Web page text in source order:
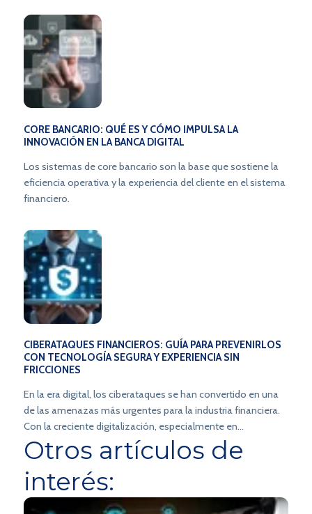
financieras en Latinoamérica necesitan estrategias
avanzadas que combinen inteligencia artificial,
automatización y cumplimiento normativo. Con la
plataforma SecureJourney de Topaz, las entidades pueden
anticipar ataques, detectar anomalías en tiempo real y
asegurar la confianza de clientes y reguladores.
CORE BANCARIO: QUÉ ES Y CÓMO IMPULSA LA
INNOVACIÓN EN LA BANCA DIGITAL
Los sistemas de core bancario son la base que sostiene la
eficiencia operativa y la experiencia del cliente en el sistema
financiero.
CIBERATAQUES FINANCIEROS: GUÍA PARA PREVENIRLOS
CON TECNOLOGÍA SEGURA Y EXPERIENCIA SIN
FRICCIONES
En la era digital, los ciberataques se han convertido en una
de las amenazas más urgentes para la industria financiera.
Con la creciente digitalización, especialmente en
Latinoamérica, los ciberataques a los bancos ya no son solo
un riesgo: son una realidad.
Otros artículos de
interés: